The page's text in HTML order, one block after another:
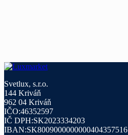
Svetlux, s.r.o.
144 Kriváň
962 04 Kriváň
IČO:46352597
IČ DPH:SK2023334203
IBAN:SK8009000000000404357516